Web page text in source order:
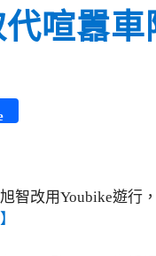
喧囂
智改用Youbike遊行